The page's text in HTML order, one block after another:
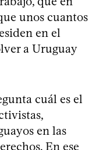
unos cuantos
en el
a Uruguay
cuál es el
en las
En ese